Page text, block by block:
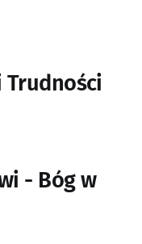
Trudności
- Bóg w